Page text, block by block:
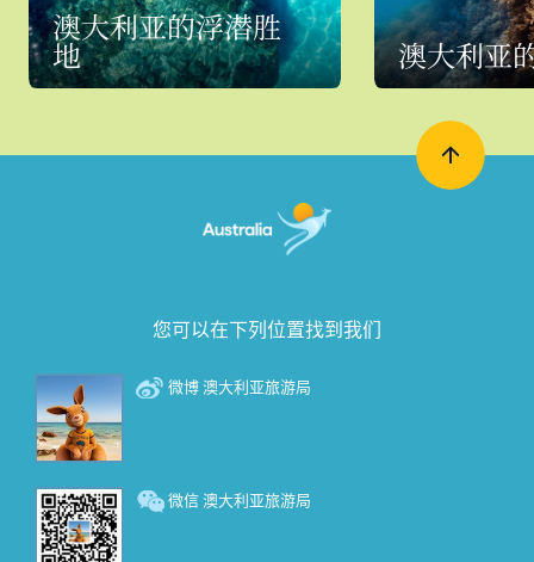
澳大利亚的浮潜胜
地 澳大利亚
您可以在下列位置找到我们
微博 澳大利亚旅游局
微信 澳大利亚旅游局